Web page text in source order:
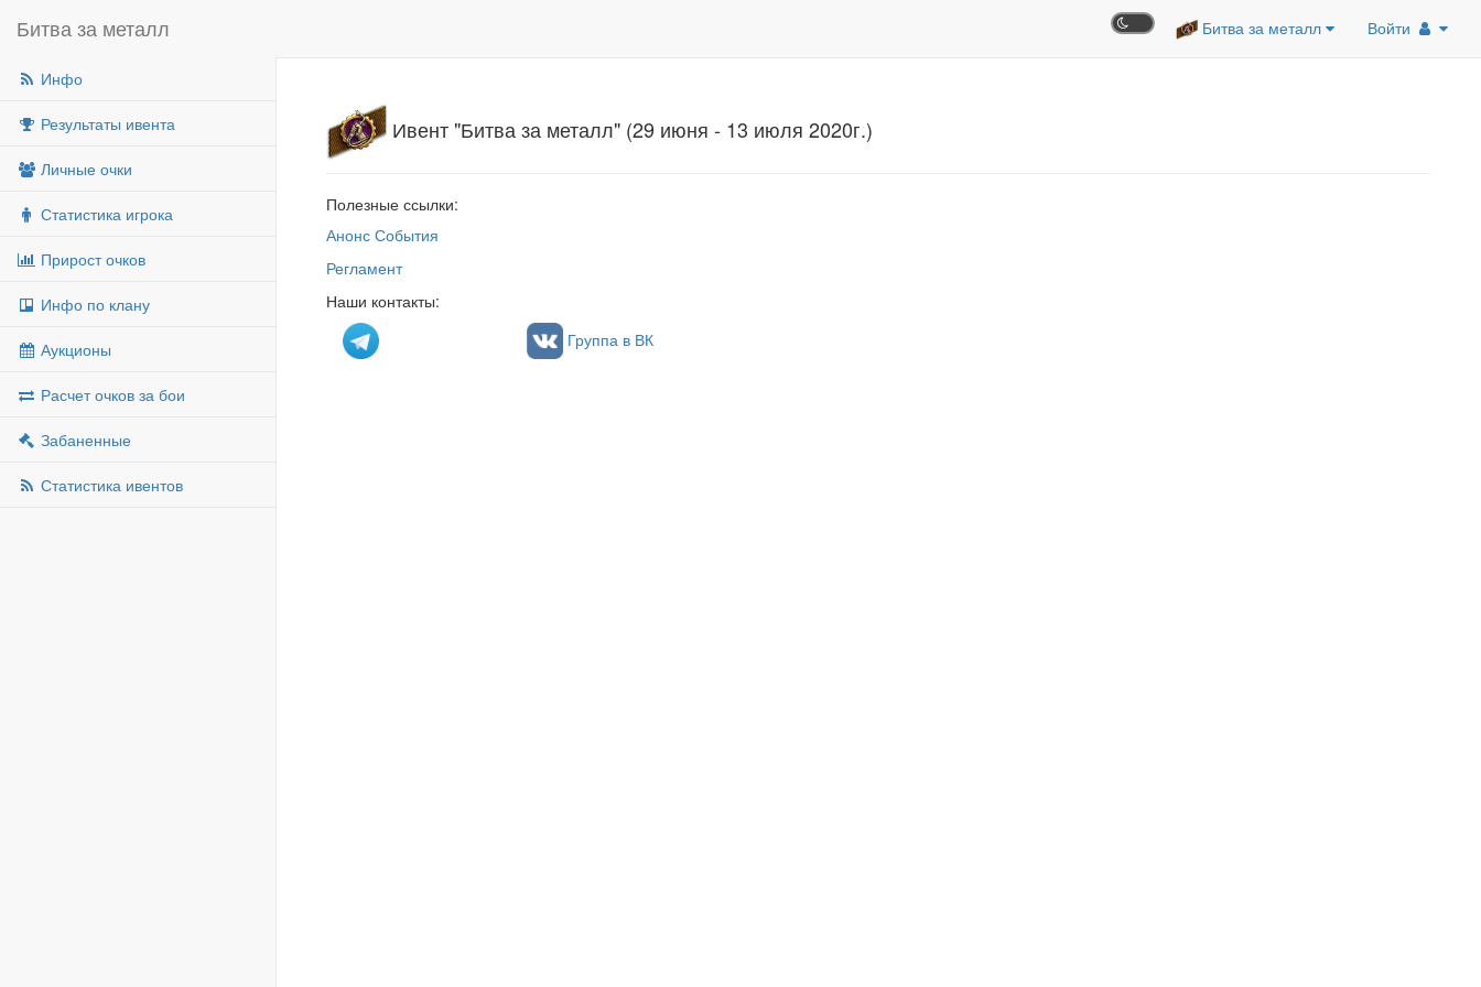
Битва за металл Битва за металл Войти
Инфо
Результаты ивента
Личные очки
Статистика игрока
Прирост очков
Инфо по клану
Аукционы
Расчет очков за бои
Забаненные
Статистика ивентов
Ивент "Битва за металл" (29 июня - 13 июля 2020г.)
Полезные ссылки:
Анонс События
Регламент
Наши контакты:
Группа в ВК